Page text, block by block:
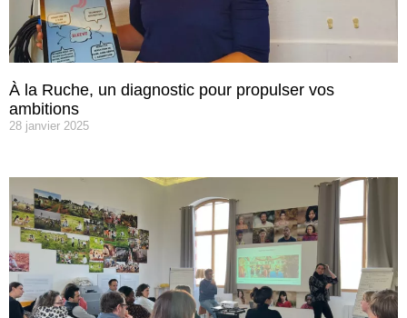
À la Ruche, un diagnostic pour propulser vos
ambitions
28 janvier 2025